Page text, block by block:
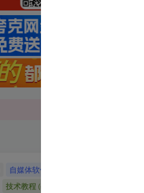
自媒体软件
技术教程 (5)